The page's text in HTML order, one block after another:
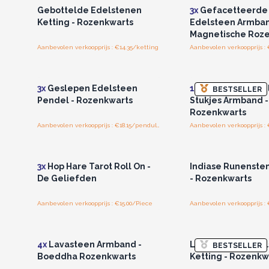
Gebottelde Edelstenen
Ketting - Rozenkwarts
Aanbevolen verkoopprijs : €14.35/ketting
3xGefacetteerde
Edelsteen
Magnetische
Aanbevolen verkoopprijs :
3x Geslepen Edelsteen
Pendel - Rozenkwarts
BESTSELLER
12xGeslepen
Stukjes Armband -
Rozenkwarts
Aanbevolen verkoopprijs :
3x Hop Hare Tarot Roll On -
De Geliefden
Aanbevolen verkoopprijs : €15.00/Piece
Indiase
- Rozenkwarts
Aanbevolen verkoopprijs :
4x Lavasteen Armband -
Boeddha Rozenkwarts
BESTSELLER
Levensboom
Ketting -